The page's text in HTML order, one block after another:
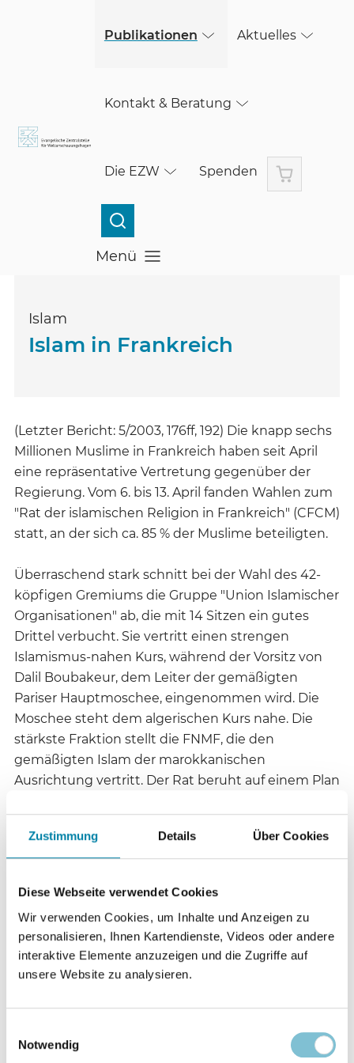
Zustimmung Details Über Cookies
Diese Webseite verwendet Cookies
Wir verwenden Cookies, um Inhalte und Anzeigen zu
personalisieren, Ihnen Kartendienste, Videos oder andere
interaktive Elemente anzuzeigen und die Zugriffe auf
unsere Website zu analysieren.
Notwendig
Publikationen Aktuelles
Kontakt & Beratung
Die EZW Spenden Warenkorb
Menü
Menü öffnen
Islam
Islam in Frankreich
(Letzter Bericht: 5/2003, 176ff, 192) Die knapp sechs
Millionen Muslime in Frankreich haben seit April
eine repräsentative Vertretung gegenüber der
Regierung. Vom 6. bis 13. April fanden Wahlen zum
"Rat der islamischen Religion in Frankreich" (CFCM)
statt, an der sich ca. 85 % der Muslime beteiligten.
Überraschend stark schnitt bei der Wahl des 42-
köpfigen Gremiums die Gruppe "Union Islamischer
Organisationen" ab, die mit 14 Sitzen ein gutes
Drittel verbucht. Sie vertritt einen strengen
Islamismus-nahen Kurs, während der Vorsitz von
Dalil Boubakeur, dem Leiter der gemäßigten
Pariser Hauptmoschee, eingenommen wird. Die
Moschee steht dem algerischen Kurs nahe. Die
stärkste Fraktion stellt die FNMF, die den
gemäßigten Islam der marokkanischen
Ausrichtung vertritt. Der Rat beruht auf einem Plan
für u.a. folgende Fragen zur Verfügung stehen:
islamische Soldaten- und Gefängnisseelsorge,
katholischen Kirche die größte Religionsgruppe
noch vor den protestantischen Christen dar
(letztere 1,6 % der Bevölkerung). In Anbetracht des
starken Abschneidens der CFCM wurden
warnende Stimmen laut, die den Islamrat darauf
islamistischer Bestrebungen werden dürfe. Der